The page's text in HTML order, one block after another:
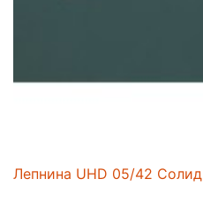
Лепнина UHD 05/42 Солид